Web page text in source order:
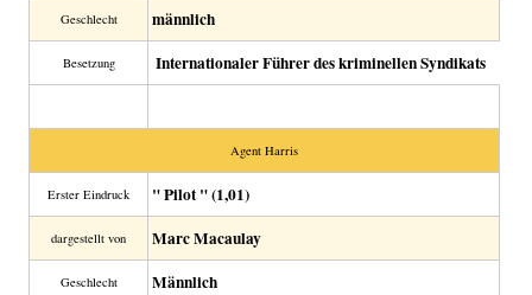
Geschlecht männlich
Besetzung Internationaler Führer des kriminellen Syndikats
Agent Harris
Erster Eindruck " Pilot " (1,01)
dargestellt von Marc Macaulay
Geschlecht Männlich